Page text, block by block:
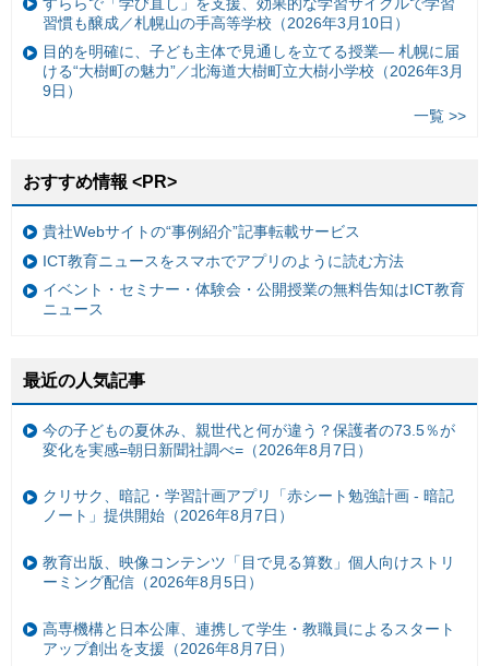
習慣も醸成／札幌山の手高等学校（2026年3月10日）
目的を明確に、子ども主体で見通しを立てる授業— 札幌に届
ける“大樹町の魅力”／北海道大樹町立大樹小学校（2026年3月
9日）
一覧 >>
おすすめ情報 <PR>
貴社Webサイトの“事例紹介”記事転載サービス
ICT教育ニュースをスマホでアプリのように読む方法
イベント・セミナー・体験会・公開授業の無料告知はICT教育
ニュース
最近の人気記事
今の子どもの夏休み、親世代と何が違う？保護者の73.5％が
変化を実感=朝日新聞社調べ=（2026年8月7日）
クリサク、暗記・学習計画アプリ「赤シート勉強計画 - 暗記
ノート」提供開始（2026年8月7日）
教育出版、映像コンテンツ「目で見る算数」個人向けストリ
ーミング配信（2026年8月5日）
高専機構と日本公庫、連携して学生・教職員によるスタート
アップ創出を支援（2026年8月7日）